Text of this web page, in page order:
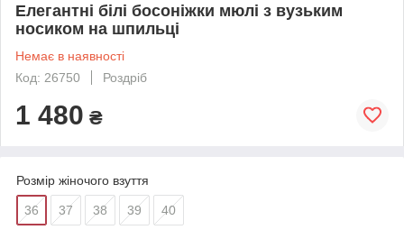
Елегантні білі босоніжки мюлі з вузьким
носиком на шпильці
Немає в наявності
Код: 26750
Роздріб
1 480 ₴
Розмір жіночого взуття
36 37 38 39 40